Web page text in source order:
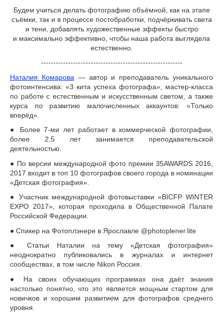
Будем учиться делать фотографию объёмной, как на этапе
съёмки, так и в процессе постобработки, подчёркивать света
и тени, добавлять художественные эффекты быстро
и максимально эффективно, чтобы наша работа выглядела
естественно.
---------------------------------------------------------
Наталия Комарова — автор и преподаватель уникального
фотоинтенсива: «3 кита успеха фотографа», мастер-класса
по работе с естественным и искусственным светом, а также
курса по развитию малочисленных аккаунтов: «Только
вперёд».
● Более 7-ми лет работает в коммерческой фотографии,
более 2,5 лет занимается преподавательской
деятельностью.
● По версии международной фото премии 35AWARDS 2016,
2017 входит в топ 10 фотографов своего города в номинации
«Детская фотография».
● Участник международной фотовыставки «BICFP WINTER
EXPO 2017», которая проходила в Общественной Палате
Российской Федерации.
● Спикер на Фотоплэнере в Ярославле @photoplener.lite
● Статьи Наталии на тему «Детская фотография»
неоднократно публиковались в журналах и интернет
сообществах, в том числе Nikon Россия.
● На своих обучающих программах она даёт знания
настолько понятно, что это является мощным стартом для
новичков и хорошим развитием для фотографов среднего
уровня.